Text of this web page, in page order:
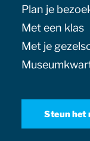
Plan je
Met een klas
Met je
Steun het